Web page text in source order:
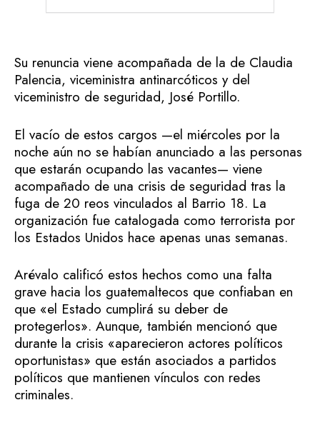
Su renuncia viene acompañada de la de Claudia
Palencia, viceministra antinarcóticos y del
viceministro de seguridad, José Portillo.
El vacío de estos cargos —el miércoles por la
noche aún no se habían anunciado a las personas
que estarán ocupando las vacantes— viene
acompañado de una crisis de seguridad tras la
fuga de 20 reos vinculados al Barrio 18. La
organización fue catalogada como terrorista por
los Estados Unidos hace apenas unas semanas.
Arévalo calificó estos hechos como una falta
grave hacia los guatemaltecos que confiaban en
que «el Estado cumplirá su deber de
protegerlos». Aunque, también mencionó que
durante la crisis «aparecieron actores políticos
oportunistas» que están asociados a partidos
políticos que mantienen vínculos con redes
criminales.